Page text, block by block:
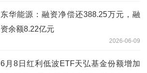
东华能源：融资净偿还388.25万元，融
资余额8.22亿元
2026-06-09
6月8日红利低波ETF天弘基金份额增加